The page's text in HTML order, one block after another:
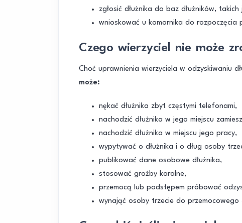
zgłosić dłużnika do baz dłużników, takich
wnioskować u komornika do rozpoczęcia
Czego wierzyciel nie może
Choć uprawnienia wierzyciela w odzyskiwaniu
może:
nękać dłużnika zbyt częstymi telefonami,
nachodzić dłużnika w jego miejscu
nachodzić dłużnika w miejscu jego pracy,
wypytywać o dłużnika i o dług osoby
publikować dane osobowe dłużnika,
stosować groźby karalne,
przemocą lub podstępem próbować
wynająć osoby trzecie do przemocowego